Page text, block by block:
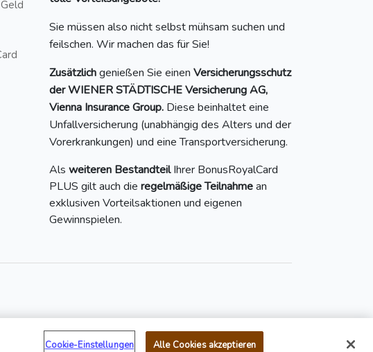
Sie müssen also nicht selbst mühsam suchen und
feilschen. Wir machen das für Sie!
Zusätzlichgenießen Sie einen Versicherungsschutz
der WIENER STÄDTISCHE Versicherung AG,
Vienna Insurance Group. Diese beinhaltet eine
Unfallversicherung (unabhängig des Alters und der
Vorerkrankungen) und eine Transportversicherung.
Als weiteren BestandteilIhrer BonusRoyalCard
PLUS gilt auch die regelmäßige Teilnahmean
exklusiven Vorteilsaktionen und eigenen
Gewinnspielen.
| E-Mail:service@bonusroyal.at
Cookie-Einstellungen Alle Cookies akzeptieren